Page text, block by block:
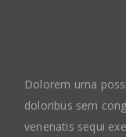
Dolorem urna
doloribus sem
venenatis sequi